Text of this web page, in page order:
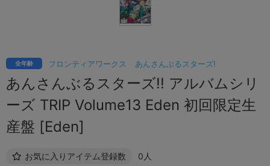
フロンティアワークス あんさんぶるスターズ!
全年齢
あんさんぶるスターズ!! アルバムシリ
ーズ TRIP Volume13 Eden 初回限定生
産盤 [Eden]
お気に入りアイテム登録数 0人